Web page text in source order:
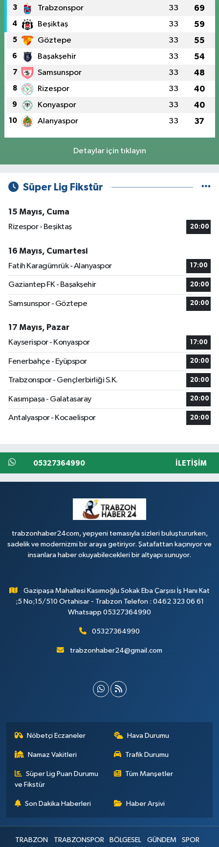
3 Trabzonspor 33 69
4 Beşiktaş 33 59
5 Göztepe 33 55
6 Başakşehir 33 54
7 Samsunspor 33 48
8 Rizespor 33 40
9 Konyaspor 33 40
10 Alanyaspor 33 37
Detaylar için tıklayın
Süper Lig Fikstür
15 Mayıs, Cuma
Rizespor - Beşiktaş
20:00
16 Mayıs, Cumartesi
Fatih Karagümrük - Alanyaspor
17:00
Gaziantep FK - Başakşehir 20:00
Samsunspor - Göztepe 20:00
17 Mayıs, Pazar
Kayserispor - Konyaspor
17:00
Fenerbahçe - Eyüpspor 20:00
Trabzonspor - Gençlerbirliği S.K. 20:00
Kasımpaşa - Galatasaray 20:00
Antalyaspor - Kocaelispor 20:00
05327364990 İLETIŞIM
trabzonhaber24com, yepyeni temasıyla sizleri buluştururken,
sadelik ve modernizmi bir araya getiriyor. Şatafattan kaçınıyor ve
insanlara haber okuyabilecekleri bir altyapı sunuyor.
Gazipaşa Mahallesi Kasımoğlu Sokak Eba Çarşısı İş Hanı Kat
;5 No;15/510 Ortahisar - Trabzon Telefon : 0462 323 06 61
Whatsapp 05327364990
05327364990
trabzonhaber24@gmail.com
Nöbetçi Eczaneler Hava Durumu
Namaz Vakitleri Trafik Durumu
Süper Lig Puan Durumu
ve Fikstür
Tüm Manşetler
Son Dakika Haberleri Haber Arşivi
TRABZON TRABZONSPOR BÖLGESEL GÜNDEM SPOR